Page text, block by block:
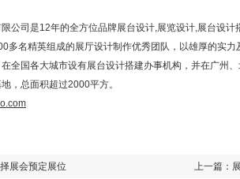
公司是12年的全方位品牌展台设计,展览设计,展台设
多名精英组成的展厅设计制作优秀团队，以雄厚的实
全国各大城市设有展台设计搭建办事机构，并在广州
，总面积超过2000平方。
上一篇：
展会预定展位